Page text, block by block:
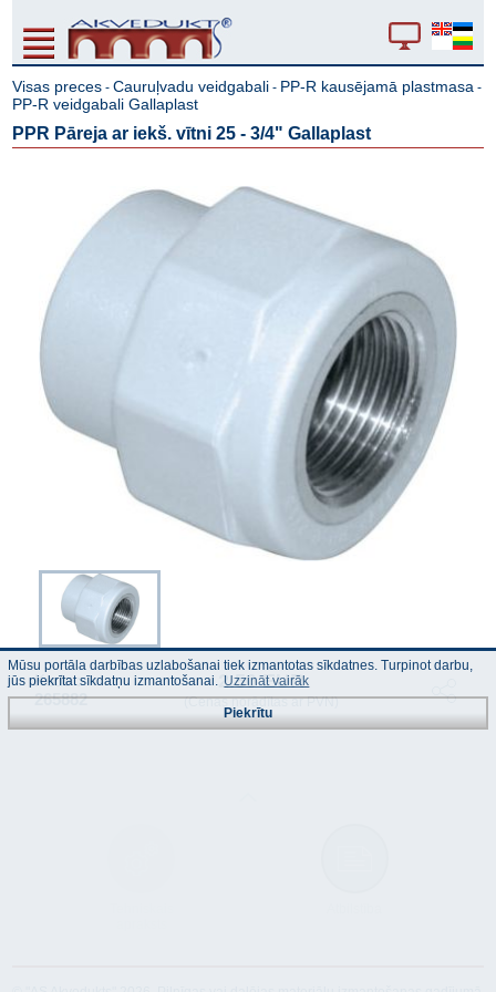
Visas preces -Cauruļvadu veidgabali - PP-R kausējamā plastmasa -
PP-R veidgabali Gallaplast
PPR Pāreja ar iekš. vītni 25 - 3/4" Gallaplast
Kods :
265882
2.50 EUR
(Cenas norādītas ar PVN)
Mūsu portāla darbības uzlabošanai tiek izmantotas sīkdatnes. Turpinot darbu,
jūs piekrītat sīkdatņu izmantošanai. Uzzināt vairāk
Piekrītu